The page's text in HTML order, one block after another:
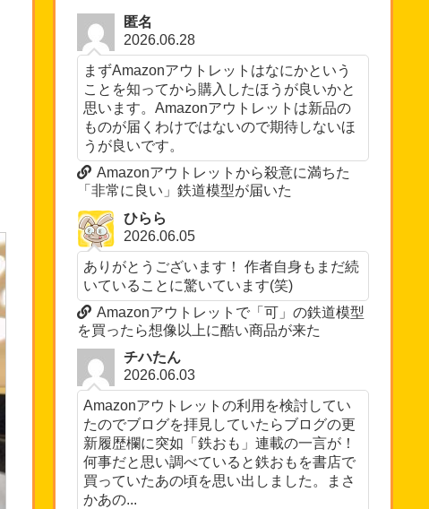
匿名
2026.06.28
まずAmazonアウトレットはなにかという
ことを知ってから購入したほうが良いかと
思います。Amazonアウトレットは新品の
ものが届くわけではないので期待しないほ
うが良いです。
Amazonアウトレットから殺意に満ちた
「非常に良い」鉄道模型が届いた
ひらら
2026.06.05
ありがとうございます！ 作者自身もまだ続
いていることに驚いています(笑)
Amazonアウトレットで「可」の鉄道模型
を買ったら想像以上に酷い商品が来た
チハたん
2026.06.03
Amazonアウトレットの利用を検討してい
たのでブログを拝見していたらブログの更
新履歴欄に突如「鉄おも」連載の一言が！
何事だと思い調べていると鉄おもを書店で
買っていたあの頃を思い出しました。まさ
かあの...